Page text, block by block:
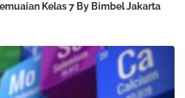
Kelas 7 By Bimbel Jakarta